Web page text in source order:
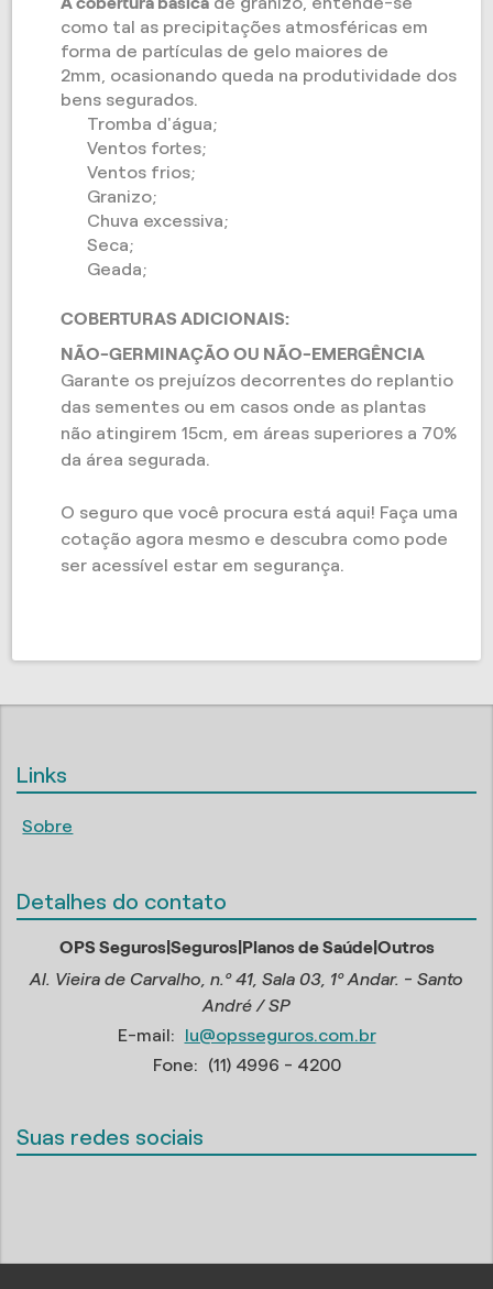
como tal as precipitações atmosféricas em
forma de partículas de gelo maiores de
2mm, ocasionando queda na produtividade dos
bens segurados.
Tromba d'água;
Ventos fortes;
Ventos frios;
Granizo;
Chuva excessiva;
Seca;
Geada;
COBERTURAS ADICIONAIS:
NÃO-GERMINAÇÃO OU NÃO-EMERGÊNCIA
Garante os prejuízos decorrentes do replantio
das sementes ou em casos onde as plantas
não atingirem 15cm, em áreas superiores a 70%
da área segurada.
O seguro que você procura está aqui! Faça uma
cotação agora mesmo e descubra como pode
ser acessível estar em segurança.
Links
Sobre
Detalhes do contato
OPS Seguros|Seguros|Planos de Saúde|Outros
Al. Vieira de Carvalho, n.º 41, Sala 03, 1º Andar. - Santo
André / SP
E-mail:
lu@opsseguros.com.br
Fone:
(11) 4996 - 4200
Suas redes sociais